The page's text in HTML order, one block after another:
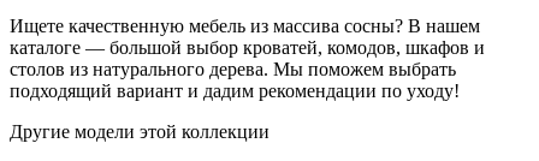
Ищете качественную мебель из массива сосны? В нашем
каталоге — большой выбор кроватей, комодов, шкафов и
столов из натурального дерева. Мы поможем выбрать
подходящий вариант и дадим рекомендации по уходу!
Другие модели этой коллекции